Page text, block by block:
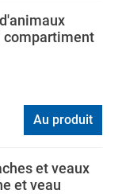
compartiment
Au produit
et veaux
et veau